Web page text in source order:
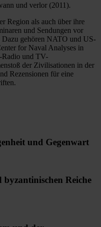
und verlor (2011).
Region als auch über ihre
und Sendungen vor
Dazu gehören NATO und US-
for Naval Analyses in
Radio und TV-
der Zivilisationen in der
Rezensionen für eine
und Gegenwart
byzantinischen Reiche